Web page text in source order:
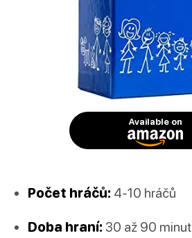
Available on
Počet hráčů: 4-10 hráčů
Doba hraní: 30 až 90 minut